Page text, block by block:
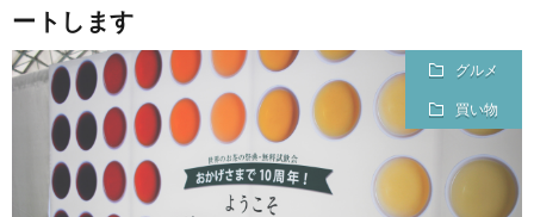
ートします
グルメ
買い物